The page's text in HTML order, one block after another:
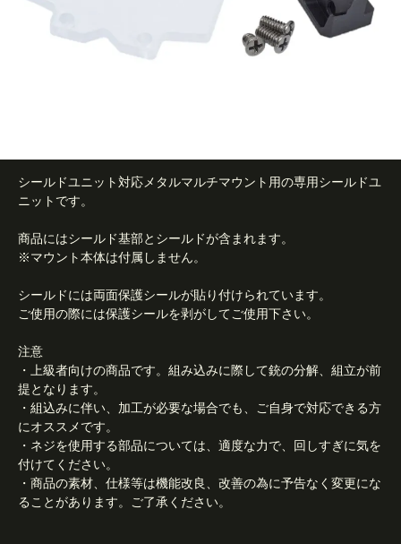
シールドユニット対応メタルマルチマウント用の専用シールドユ
ニットです。
商品にはシールド基部とシールドが含まれます。
※マウント本体は付属しません。
シールドには両面保護シールが貼り付けられています。
ご使用の際には保護シールを剥がしてご使用下さい。
注意
・上級者向けの商品です。組み込みに際して銃の分解、組立が前
提となります。
・組込みに伴い、加工が必要な場合でも、ご自身で対応できる方
にオススメです。
・ネジを使用する部品については、適度な力で、回しすぎに気を
付けてください。
・商品の素材、仕様等は機能改良、改善の為に予告なく変更にな
ることがあります。ご了承ください。